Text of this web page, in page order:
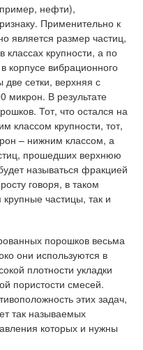
нефти),
Применительно к
является размер частиц,
классах крупности, а по
корпусе вибрационного
две сетки, верхняя с
микрон. В результате
Тот, что остался на
классом крупности, тот,
– нижним классом, а
прошедших верхнюю
называться фракцией
говоря, в таком
частицы, так и
порошков весьма
они используются в
плотности укладки
пористости смесей.
этих задач,
так называемых
которых и нужны